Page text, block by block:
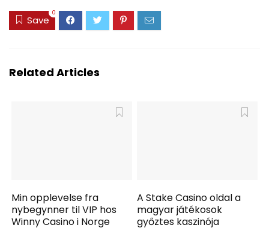
Save
0
Related Articles
Min opplevelse fra
nybegynner til VIP hos
Winny Casino i Norge
A Stake Casino oldal a
magyar játékosok
győztes kaszinója